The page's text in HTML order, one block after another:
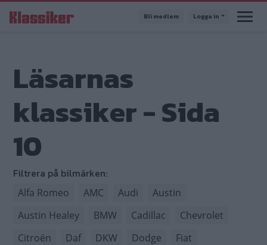
till
Bli medlem Logga in
Läsarnas
klassiker - Sida
10
Filtrera på bilmärken:
Alfa Romeo AMC Audi
Austin
Austin Healey
BMW Cadillac
Chevrolet
Citroën
Daf DKW Dodge
Fiat